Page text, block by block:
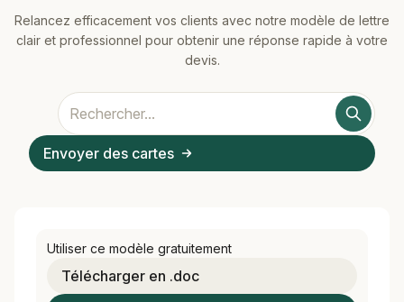
Relancez efficacement vos clients avec notre modèle de lettre
clair et professionnel pour obtenir une réponse rapide à votre
devis.
Envoyer des cartes
Utiliser ce modèle gratuitement
Télécharger en .doc